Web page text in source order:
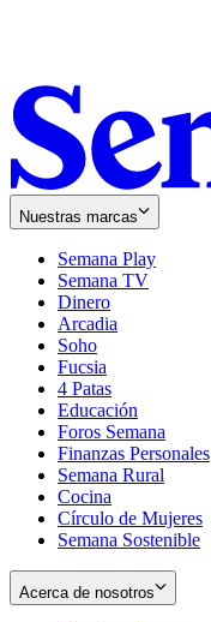
Nuestras marcas
Semana Play
Semana TV
Dinero
Arcadia
Soho
in
new
window
Fucsia
in
new
window
4 Patas
Educación
Foros Semana
Finanzas Personales
Semana Rural
Cocina
Círculo de Mujeres
Semana Sostenible
Acerca de nosotros